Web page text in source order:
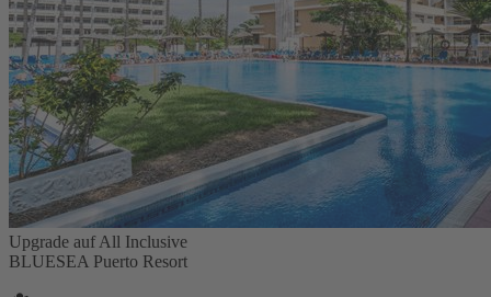
Upgrade auf All Inclusive
BLUESEA Puerto Resort